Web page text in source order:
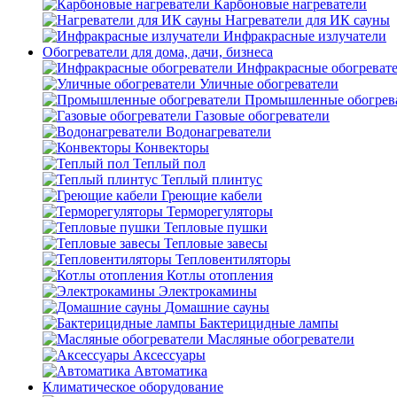
Карбоновые нагреватели
Нагреватели для ИК сауны
Инфракрасные излучатели
Обогреватели для дома, дачи, бизнеса
Инфракрасные
Уличные обогреватели
Промышленные
Газовые обогреватели
Водонагреватели
Конвекторы
Теплый пол
Теплый плинтус
Греющие кабели
Терморегуляторы
Тепловые пушки
Тепловые завесы
Тепловентиляторы
Котлы отопления
Электрокамины
Домашние сауны
Бактерицидные лампы
Масляные обогреватели
Аксессуары
Автоматика
Климатическое оборудование